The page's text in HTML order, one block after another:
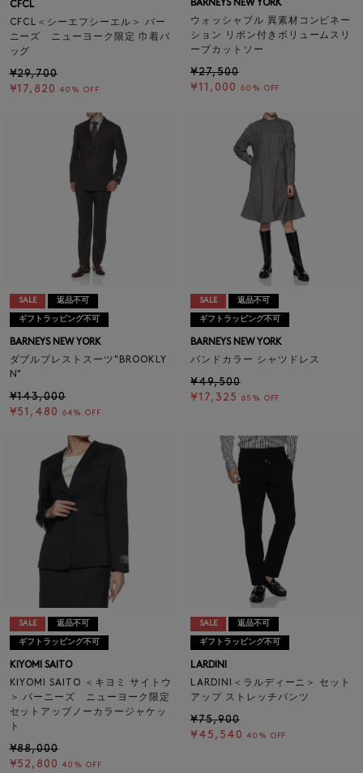
CFCL
CFCL＜シーエフシーエル＞ バー
ニーズ ニューヨーク限定 巾着バ
ッグ
¥29,700
¥17,820 40% OFF
BARNEYS NEW YORK
ウォッシャブル 異素材コンビネー
ション リボン付きボリュームスリ
ーブカットソー
¥27,500
¥11,000
60% OFF
SALE 返品不可
ギフトラッピング不可
BARNEYS NEW YORK
ダブルブレストスーツ"BROOKLY
N"
¥143,000
¥51,480
64% OFF
SALE 返品不可
ギフトラッピング不可
BARNEYS NEW YORK
バンドカラー シャツドレス
¥49,500
¥17,325
65% OFF
SALE 返品不可
ギフトラッピング不可
KIYOMI SAITO
KIYOMI SAITO ＜キヨミ サイトウ
＞ バーニーズ ニューヨーク限定
セットアップノーカラージャケッ
ト
¥88,000
¥52,800 40% OFF
SALE 返品不可
ギフトラッピング不可
LARDINI
LARDINI＜ラルディーニ＞ セット
アップ ストレッチパンツ
¥75,900
¥45,540 40% OFF